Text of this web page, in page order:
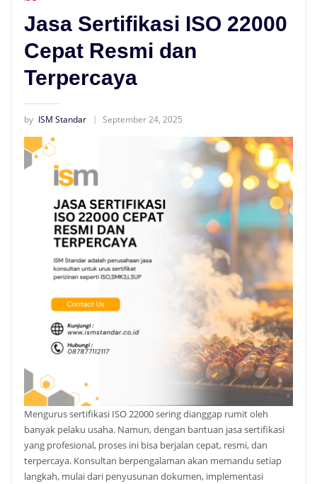
Jasa Sertifikasi ISO 22000
Cepat Resmi dan
Terpercaya
by ISM Standar September 24, 2025
Mengurus sertifikasi ISO 22000 sering dianggap rumit oleh
banyak pelaku usaha. Namun, dengan bantuan jasa sertifikasi
yang profesional, proses ini bisa berjalan cepat, resmi, dan
terpercaya. Konsultan berpengalaman akan memandu setiap
langkah, mulai dari penyusunan dokumen, implementasi